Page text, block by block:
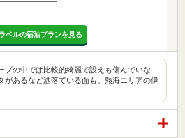
ベルの宿泊プランを見る
プの中では比較的綺麗で設えも傷んでいな
があるなど洒落ている面も。熱海エリアの伊